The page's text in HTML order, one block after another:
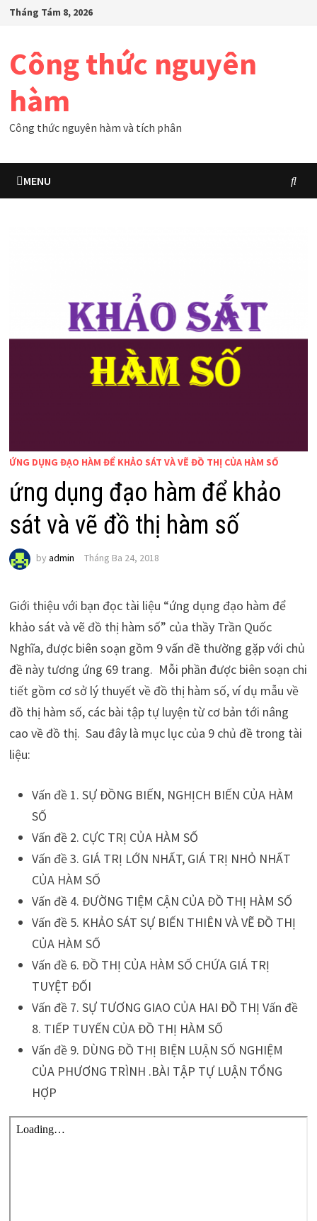
SkipTháng Tám 8, 2026
Công thức nguyên
hàm
Công thức nguyên hàm và tích phân
MENU
ỨNG DỤNG ĐẠO HÀM ĐỂ KHẢO SÁT VÀ VẼ ĐỒ THỊ CỦA HÀM SỐ
ứng dụng đạo hàm để khảo
sát và vẽ đồ thị hàm số
by admin Tháng Ba 24, 2018
Giới thiệu với bạn đọc tài liệu “ứng dụng đạo hàm để
khảo sát và vẽ đồ thị hàm số” của thầy Trần Quốc
Nghĩa, được biên soạn gồm 9 vấn đề thường gặp với chủ
đề này tương ứng 69 trang. Mỗi phần được biên soạn chi
tiết gồm cơ sở lý thuyết về đồ thị hàm số, ví dụ mẫu về
đồ thị hàm số, các bài tập tự luyện từ cơ bản tới nâng
cao về đồ thị. Sau đây là mục lục của 9 chủ đề trong tài
liệu:
Vấn đề 1. SỰ ĐỒNG BIẾN, NGHỊCH BIẾN CỦA HÀM
SỐ
Vấn đề 2. CỰC TRỊ CỦA HÀM SỐ
Vấn đề 3. GIÁ TRỊ LỚN NHẤT, GIÁ TRỊ NHỎ NHẤT
CỦA HÀM SỐ
Vấn đề 4. ĐƯỜNG TIỆM CẬN CỦA ĐỒ THỊ HÀM SỐ
Vấn đề 5. KHẢO SÁT SỰ BIẾN THIÊN VÀ VẼ ĐỒ THỊ
CỦA HÀM SỐ
Vấn đề 6. ĐỒ THỊ CỦA HÀM SỐ CHỨA GIÁ TRỊ
TUYỆT ĐỐI
Vấn đề 7. SỰ TƯƠNG GIAO CỦA HAI ĐỒ THỊ Vấn đề
8. TIẾP TUYẾN CỦA ĐỒ THỊ HÀM SỐ
Vấn đề 9. DÙNG ĐỒ THỊ BIỆN LUẬN SỐ NGHIỆM
CỦA PHƯƠNG TRÌNH .BÀI TẬP TỰ LUẬN TỔNG
HỢP